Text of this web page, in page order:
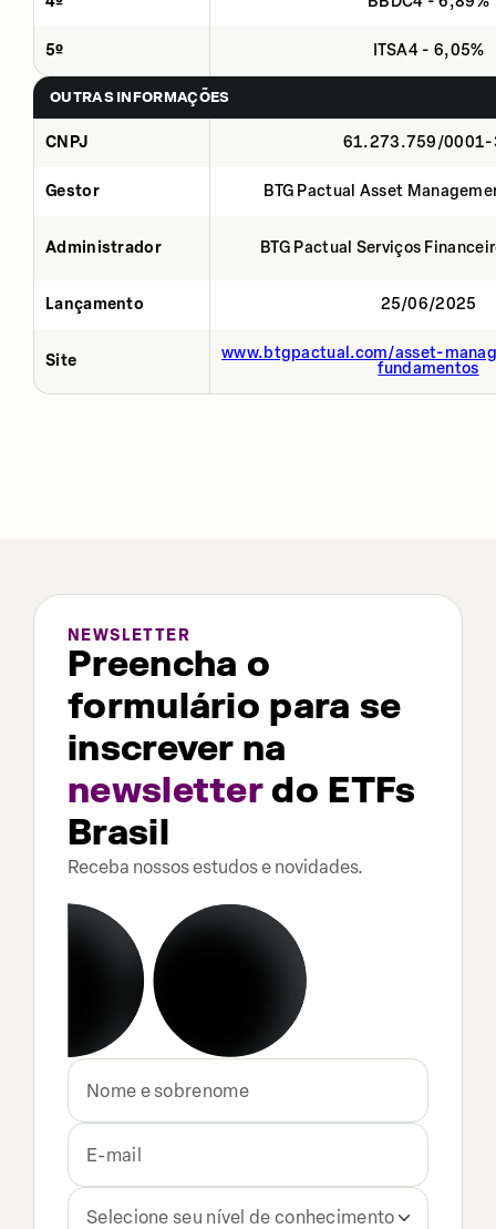
5º ITSA4 - 6,05%
OUTRAS INFORMAÇÕES
CNPJ 61.273.759/0001-
Gestor BTG Pactual Asset
Administrador BTG Pactual Serviços
Lançamento 25/06/2025
Site
www.btgpactual.com/asset-
fundamentos
NEWSLETTER
Preencha o
formulário para se
inscrever na
newsletterdo ETFs
Brasil
Receba nossos estudos e novidades.
Selecione seu nível de conhecimento